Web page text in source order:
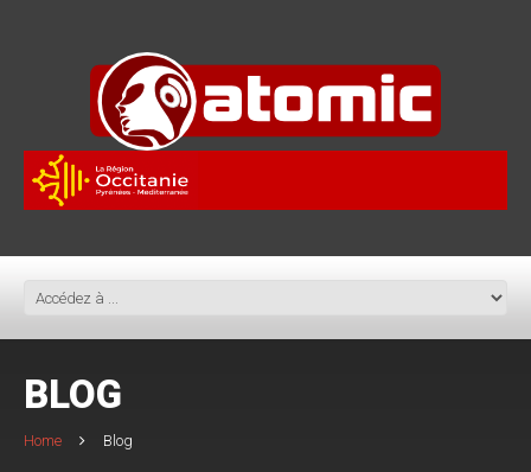
BLOG
Home Blog